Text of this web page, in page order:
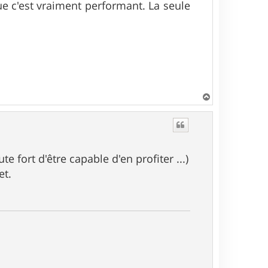
c'est vraiment performant. La seule
a
fort d'être capable d'en profiter ...)